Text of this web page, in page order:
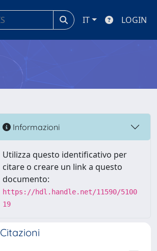
IT LOGIN
Informazioni
Utilizza questo identificativo per
citare o creare un link a questo
documento:
https://hdl.handle.net/11590/5100
19
Citazioni